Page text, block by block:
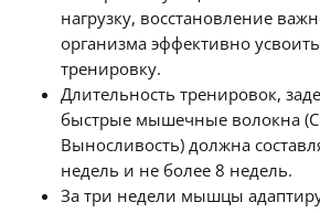
нагрузку, восстановление
организма эффективно
тренировку.
Длительность тренировок,
быстрые мышечные волокна
Выносливость) должна
недель и не более 8 недель.
За три недели мышцы